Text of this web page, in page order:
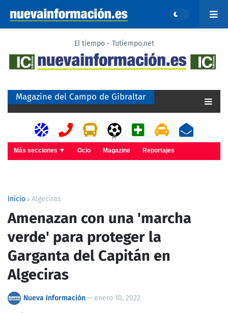
El tiempo - Tutiempo.net
Magazine del Campo de Gibraltar
A
Más secciones ▼ Ocio Magazine Reportajes
Inicio Algeciras
Amenazan con una 'marcha
verde' para proteger la
Garganta del Capitán en
Algeciras
Nueva Información— enero 10, 2022